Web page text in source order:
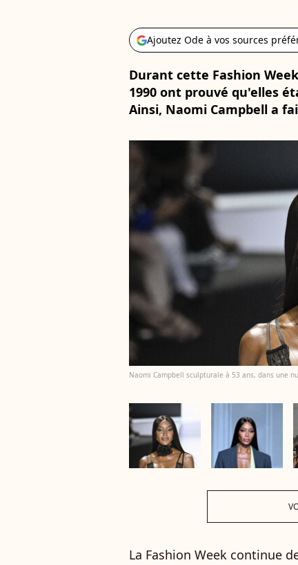
Ajoutez Ode à vos sources
Durant cette Fashion
1990 ont prouvé qu'elles
Ainsi, Naomi Campbell a
Naomi Campbell sculpturale à 53 ans, dans une
La Fashion Week continue